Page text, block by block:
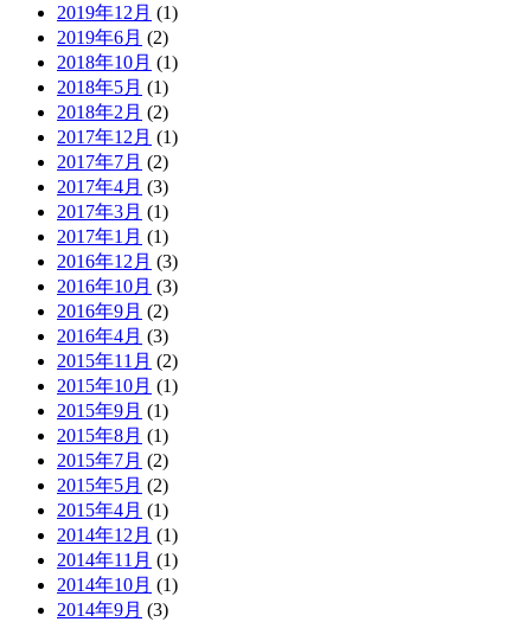
2019年12月 (1)
2019年6月 (2)
2018年10月 (1)
2018年5月 (1)
2018年2月 (2)
2017年12月 (1)
2017年7月 (2)
2017年4月 (3)
2017年3月 (1)
2017年1月 (1)
2016年12月 (3)
2016年10月 (3)
2016年9月 (2)
2016年4月 (3)
2015年11月 (2)
2015年10月 (1)
2015年9月 (1)
2015年8月 (1)
2015年7月 (2)
2015年5月 (2)
2015年4月 (1)
2014年12月 (1)
2014年11月 (1)
2014年10月 (1)
2014年9月 (3)